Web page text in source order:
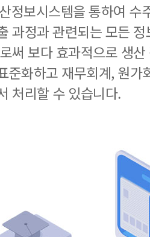
정보시스템을 통하여 수
과정과 관련되는 모든
써 보다 효과적으로 생
준화하고 재무회계, 원가
처리할 수 있습니다.